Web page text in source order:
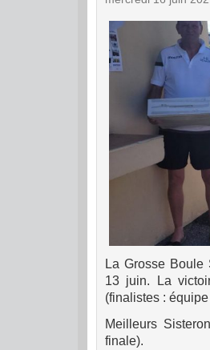
La Grosse
13 juin. La
(finalistes :
Meilleurs
finale).